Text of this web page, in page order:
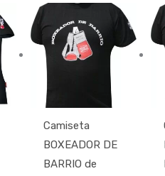
Camiseta
BOXEADOR DE
BARRIO de